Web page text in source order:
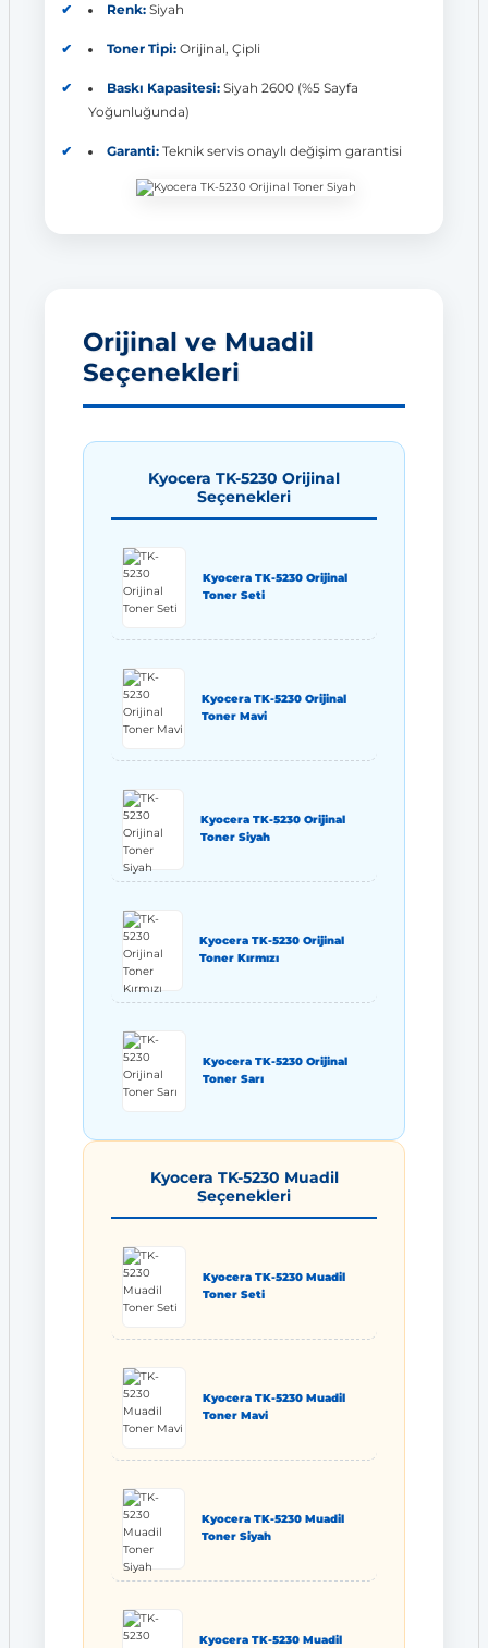
Renk:Siyah
Toner Tipi:Orijinal, Çipli
Baskı Kapasitesi:Siyah 2600 (%5 Sayfa
Yoğunluğunda)
Garanti:Teknik servis onaylı değişim garantisi
Orijinal ve Muadil
Seçenekleri
Kyocera TK-5230 Orijinal
Seçenekleri
Kyocera TK-5230 Orijinal
Toner Seti
Kyocera TK-5230 Orijinal
Toner Mavi
Kyocera TK-5230 Orijinal
Toner Siyah
Kyocera TK-5230 Orijinal
Toner Kırmızı
Kyocera TK-5230 Orijinal
Toner Sarı
Kyocera TK-5230 Muadil
Seçenekleri
Kyocera TK-5230 Muadil
Toner Seti
Kyocera TK-5230 Muadil
Toner Mavi
Kyocera TK-5230 Muadil
Toner Siyah
Kyocera TK-5230 Muadil